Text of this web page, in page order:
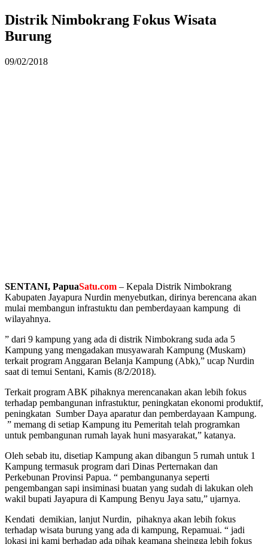
Distrik Nimbokrang Fokus Wisata
Burung
09/02/2018
SENTANI, PapuaSatu.com – Kepala Distrik Nimbokrang
Kabupaten Jayapura Nurdin menyebutkan, dirinya berencana akan
mulai membangun infrastuktu dan pemberdayaan kampung di
wilayahnya.
” dari 9 kampung yang ada di distrik Nimbokrang suda ada 5
Kampung yang mengadakan musyawarah Kampung (Muskam)
terkait program Anggaran Belanja Kampung (Abk),” ucap Nurdin
saat di temui Sentani, Kamis (8/2/2018).
Terkait program ABK pihaknya merencanakan akan lebih fokus
terhadap pembangunan infrastuktur, peningkatan ekonomi produktif,
peningkatan Sumber Daya aparatur dan pemberdayaan Kampung.
” memang di setiap Kampung itu Pemeritah telah programkan
untuk pembangunan rumah layak huni masyarakat,” katanya.
Oleh sebab itu, disetiap Kampung akan dibangun 5 rumah untuk 1
Kampung termasuk program dari Dinas Perternakan dan
Perkebunan Provinsi Papua. “ pembangunanya seperti
pengembangan sapi insiminasi buatan yang sudah di lakukan oleh
wakil bupati Jayapura di Kampung Benyu Jaya satu,” ujarnya.
Kendati demikian, lanjut Nurdin, pihaknya akan lebih fokus
terhadap wisata burung yang ada di kampung, Repamuai. “ jadi
lokasi ini kami berhadap ada pihak keamana sheingga lebih fokus